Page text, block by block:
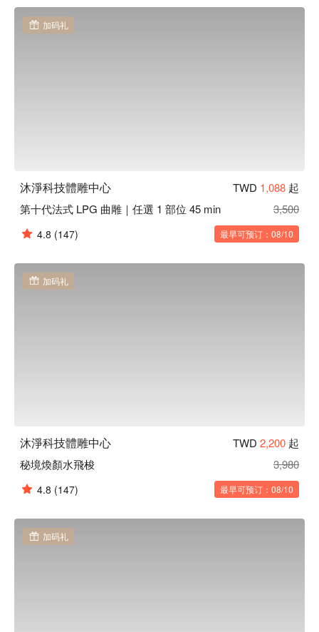
程的規劃，親切專業的諮詢，讓您更有效率由內而外散發光采
與自信，而來到沐淨體驗的您，繁忙、辛苦奔波、甚至為了理
想，沐淨把最好的品質服務及寵愛呵護提供給最好的您。
加码礼
沐淨科技體雕中心 TWD 1,088 起
第十代法式 LPG 曲雕｜任選 1 部位 45 min
3,500
4.8 (147) 最早可预订：08/10
加码礼
沐淨科技體雕中心 TWD 2,200 起
秘境煥顏水飛梭
3,980
4.8 (147) 最早可预订：08/10
加码礼